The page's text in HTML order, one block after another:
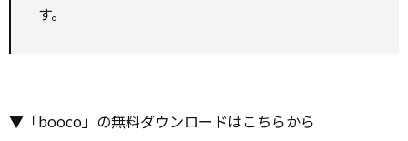
す。
▼「booco」の無料ダウンロードはこちらから